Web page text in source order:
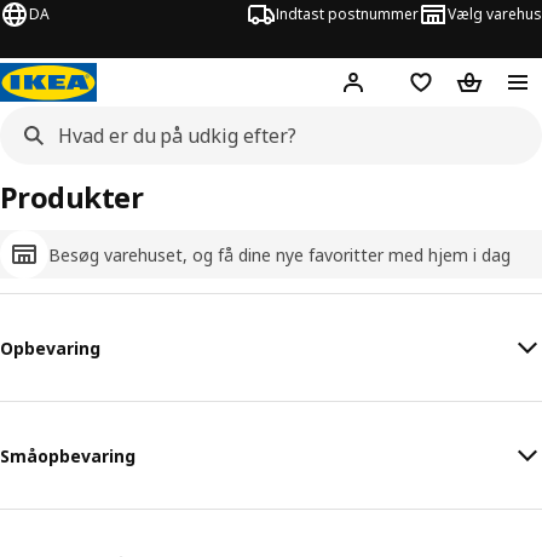
DA Indtast postnummer Vælg varehus
Hej! Log ind her
Huskeliste
Kurv
Besøg varehuset, og få dine nye favoritter med hjem i dag
Produkter
Opbevaring
Småopbevaring